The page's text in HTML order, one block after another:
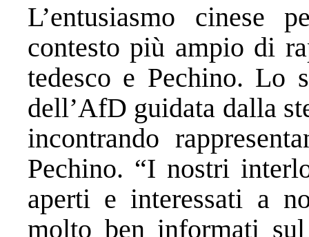
L’entusiasmo
contesto più ampio di
tedesco e Pechino. Lo
dell’AfD guidata dalla
incontrando
Pechino. “I nostri
aperti e interessati a
molto ben informati